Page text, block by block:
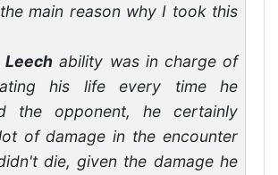
main reason why I took this
Leech ability was in charge of
his life every time he
the opponent, he certainly
of damage in the encounter
die, given the damage he